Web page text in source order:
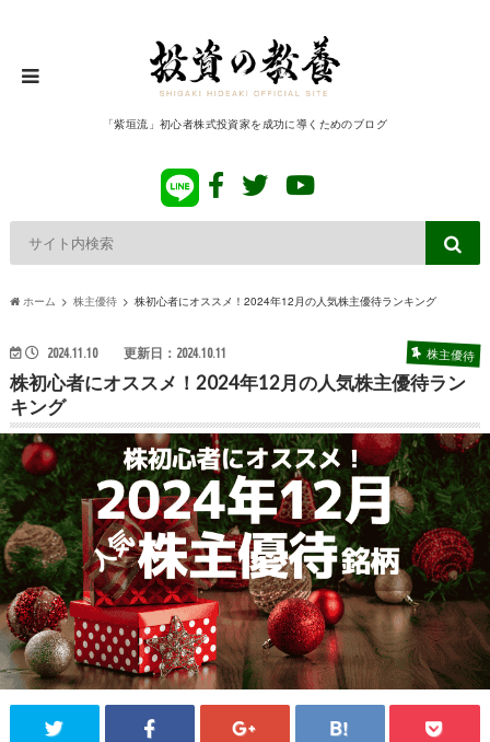
「紫垣流」初心者株式投資家を成功に導くためのブログ
ホーム 株主優待 株初心者にオススメ！2024年12月の人気株主優待ランキング
2024.11.10 更新日：2024.10.11 株主優待
株初心者にオススメ！2024年12月の人気株主優待ラン
キング